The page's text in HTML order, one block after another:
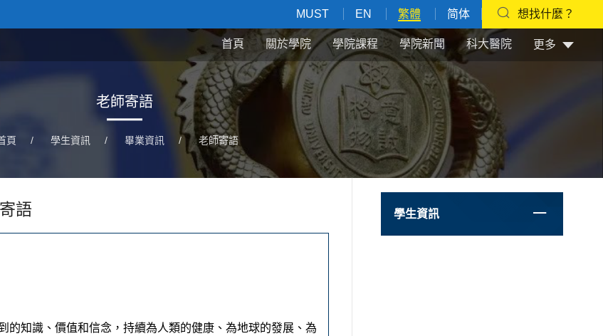
MUST EN 繁體 简体 想找什麼？
首頁 關於學院 學院課程 學院新聞 科大醫院 更多
老師寄語
頁 / 學生資訊 / 畢業資訊 / 老師寄語
語
的知識、價值和信念，持續為人類的健康、為地球的發展、為
學生資訊